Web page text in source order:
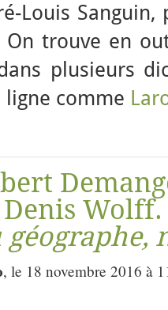
Louis
On trouve en
plusieurs
ligne comme
Denis Wolff.
, le 18 novembre 2016 à